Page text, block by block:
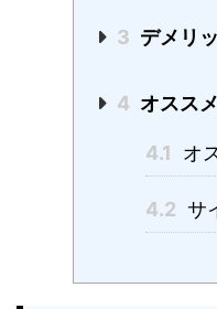
3 デメリ
4 オスス
4.1 オ
4.2 サ